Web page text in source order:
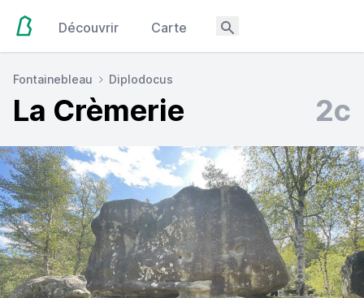
Découvrir Carte
Fontainebleau Diplodocus
La Crèmerie 2c